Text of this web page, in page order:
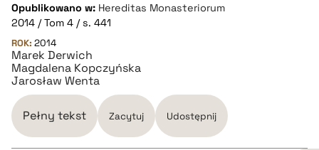
Opublikowano w: Hereditas Monasteriorum
2014 / Tom 4 / s. 441
ROK: 2014
Marek Derwich
Magdalena Kopczyńska
Jarosław Wenta
Pełny tekst Zacytuj Udostępnij